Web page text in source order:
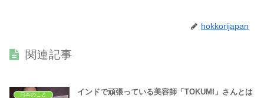
hokkorijapan
関連記事
日本のこと インドで頑張っている美容師「TOKUMI」さんとは